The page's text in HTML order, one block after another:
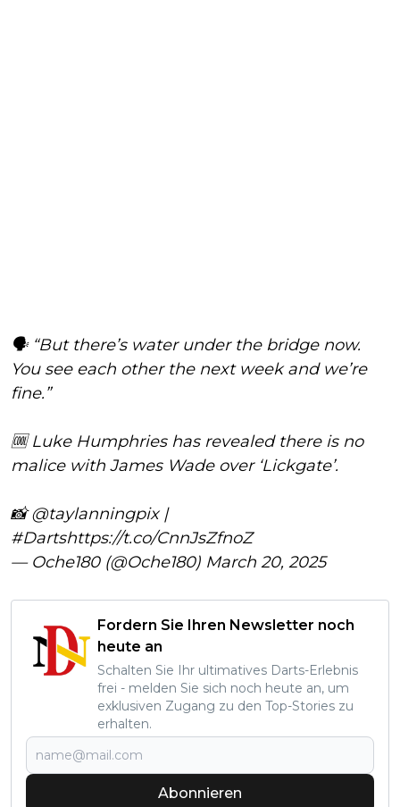
🗣️ “But there’s water under the bridge now.
You see each other the next week and we’re
fine.”
🆒 Luke Humphries has revealed there is no
malice with James Wade over ‘Lickgate’.
📸@taylanningpix|
#Dartshttps://t.co/CnnJsZfnoZ
— Oche180 (@Oche180) March 20, 2025
Fordern Sie Ihren Newsletter noch
heute an
Schalten Sie Ihr ultimatives Darts-Erlebnis
frei - melden Sie sich noch heute an, um
exklusiven Zugang zu den Top-Stories zu
erhalten.
Abonnieren